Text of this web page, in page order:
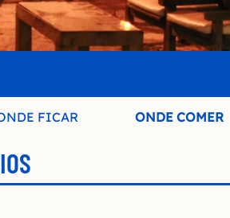
FICAR ONDE COMER